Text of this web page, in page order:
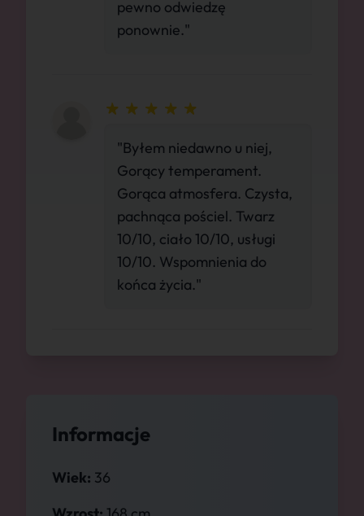
Informacje
Wiek: 36
pewno odwiedzę
ponownie."
"Byłem niedawno u niej,
Gorący temperament.
Gorąca atmosfera. Czysta,
pachnąca pościel. Twarz
10/10, ciało 10/10, usługi
10/10. Wspomnienia do
końca życia."